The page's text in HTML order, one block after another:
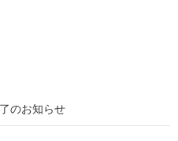
のお知らせ